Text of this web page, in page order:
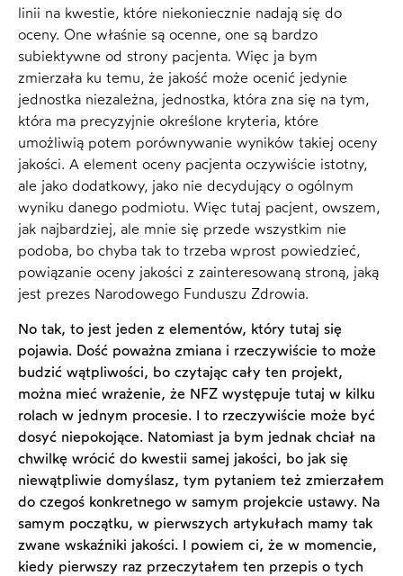
linii na kwestie, które niekoniecznie nadają się do
oceny. One właśnie są ocenne, one są bardzo
subiektywne od strony pacjenta. Więc ja bym
zmierzała ku temu, że jakość może ocenić jedynie
jednostka niezależna, jednostka, która zna się na tym,
która ma precyzyjnie określone kryteria, które
umożliwią potem porównywanie wyników takiej oceny
jakości. A element oceny pacjenta oczywiście istotny,
ale jako dodatkowy, jako nie decydujący o ogólnym
wyniku danego podmiotu. Więc tutaj pacjent, owszem,
jak najbardziej, ale mnie się przede wszystkim nie
podoba, bo chyba tak to trzeba wprost powiedzieć,
powiązanie oceny jakości z zainteresowaną stroną, jaką
jest prezes Narodowego Funduszu Zdrowia.
No tak, to jest jeden z elementów, który tutaj się
pojawia. Dość poważna zmiana i rzeczywiście to może
budzić wątpliwości, bo czytając cały ten projekt,
można mieć wrażenie, że NFZ występuje tutaj w kilku
rolach w jednym procesie. I to rzeczywiście może być
dosyć niepokojące. Natomiast ja bym jednak chciał na
chwilkę wrócić do kwestii samej jakości, bo jak się
niewątpliwie domyślasz, tym pytaniem też zmierzałem
do czegoś konkretnego w samym projekcie ustawy. Na
samym początku, w pierwszych artykułach mamy tak
zwane wskaźniki jakości. I powiem ci, że w momencie,
kiedy pierwszy raz przeczytałem ten przepis o tych